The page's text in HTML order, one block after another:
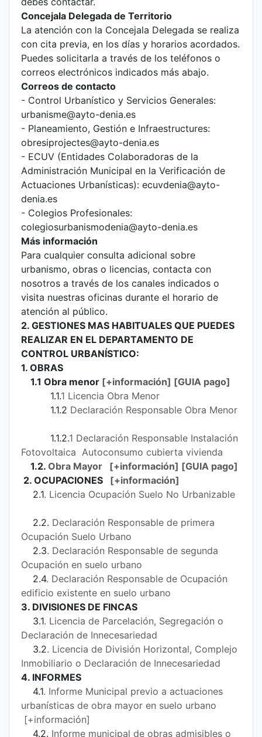
Concejala Delegada de Territorio
La atención con la Concejala Delegada se realiza
con cita previa, en los días y horarios acordados.
Puedes solicitarla a través de los teléfonos o
correos electrónicos indicados más abajo.
Correos de contacto
- Control Urbanístico y Servicios Generales:
urbanisme@ayto-denia.es
- Planeamiento, Gestión e Infraestructures:
obresiprojectes@ayto-denia.es
- ECUV (Entidades Colaboradoras de la
Administración Municipal en la Verificación de
Actuaciones Urbanísticas): ecuvdenia@ayto-
denia.es
- Colegios Profesionales:
colegiosurbanismodenia@ayto-denia.es
Más información
Para cualquier consulta adicional sobre
urbanismo, obras o licencias, contacta con
nosotros a través de los canales indicados o
visita nuestras oficinas durante el horario de
atención al público.
2. GESTIONES MAS HABITUALES QUE PUEDES
REALIZAR EN EL DEPARTAMENTO DE
CONTROL URBANÍSTICO:
1. OBRAS
1.1 Obra menor [+información] [GUIA pago]
1.1.1 Licencia Obra Menor
1.1.2 Declaración Responsable Obra Menor
1.1.2.1 Declaración Responsable Instalación
Fotovoltaica Autoconsumo cubierta vivienda
1.2. Obra Mayor [+información] [GUIA pago]
2. OCUPACIONES [+información]
2.1. Licencia Ocupación Suelo No Urbanizable
2.2. Declaración Responsable de primera
Ocupación Suelo Urbano
2.3. Declaración Responsable de segunda
Ocupación en suelo urbano
2.4. Declaración Responsable de Ocupación
edificio existente en suelo urbano
3. DIVISIONES DE FINCAS
3.1. Licencia de Parcelación, Segregación o
Declaración de Innecesariedad
3.2. Licencia de División Horizontal, Complejo
Inmobiliario o Declaración de Innecesariedad
4. INFORMES
4.1. Informe Municipal previo a actuaciones
urbanísticas de obra mayor en suelo urbano
[+información]
4.2. Informe municipal de obras admisibles o